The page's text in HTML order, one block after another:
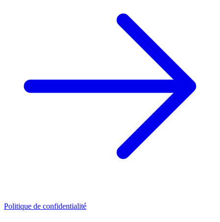
Politique de confidentialité